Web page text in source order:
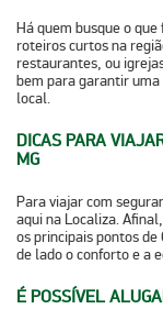
Há quem busque o
roteiros curtos na
restaurantes, ou
bem para garantir
local.
DICAS PARA
MG
Para viajar com
aqui na Localiza.
os principais pontos
de lado oconforto e a
É POSSÍVEL